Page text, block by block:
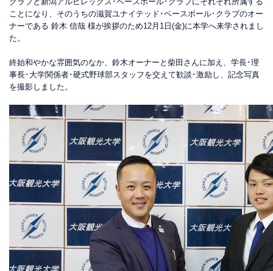
ことになり、そのうちの滋賀ユナイテッド･ベースボール･クラブのオー
ナーである 鈴木 信哉 様が挨拶のため12月1日(金)に本学へ来学されまし
た。
終始和やかな雰囲気のなか、鈴木オーナーと柴田さんに加え、学長･理
事長･大学関係者･硬式野球部スタッフを交えて歓談･激励し、記念写真
を撮影しました。